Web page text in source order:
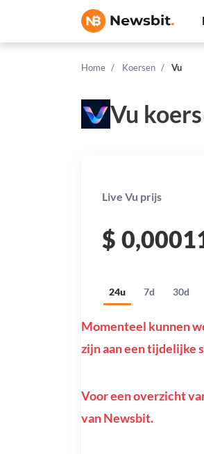
Home Koersen Vu
Vu koers
Live Vu prijs
$
24u 7d 30d
Momenteel kunnen
zijn aan een tijdelijke
Voor een overzicht
van Newsbit.